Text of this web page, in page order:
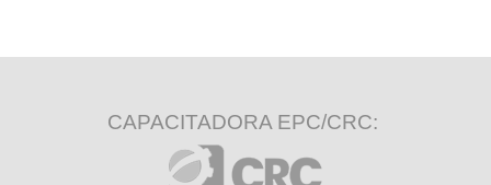
CAPACITADORA EPC/CRC: